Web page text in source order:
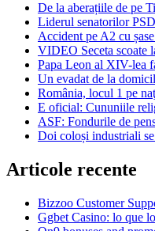
De la aberațiile de pe
Liderul senatorilor
Accident pe A2 cu
VIDEO Seceta scoate
Papa Leon al XIV-lea
Un evadat de la
România, locul 1 pe
E oficial: Cununiile
ASF: Fondurile de
Doi coloși industriali
Articole recente
Bizzoo Customer
Ggbet Casino: lo que